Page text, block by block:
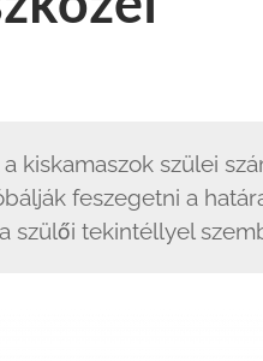
kiskamaszok szülei
feszegetni a
szülői tekintéllyel